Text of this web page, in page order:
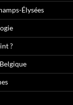
Élysées
?